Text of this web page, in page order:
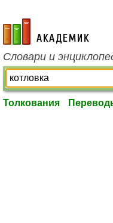
academic.ru
Словари и
Толкования